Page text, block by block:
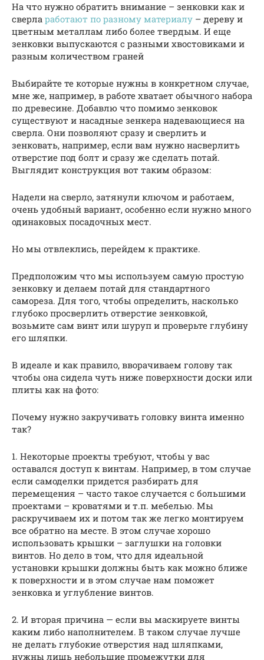
На что нужно обратить внимание – зенковки как и
сверла работают по разному материалу – дереву и
цветным металлам либо более твердым. И еще
зенковки выпускаются с разными хвостовиками и
разным количеством граней
Выбирайте те которые нужны в конкретном случае,
мне же, например, в работе хватает обычного набора
по древесине. Добавлю что помимо зенковок
существуют и насадные зенкера надевающиеся на
сверла. Они позволяют сразу и сверлить и
зенковать, например, если вам нужно насверлить
отверстие под болт и сразу же сделать потай.
Выглядит конструкция вот таким образом:
Надели на сверло, затянули ключом и работаем,
очень удобный вариант, особенно если нужно много
одинаковых посадочных мест.
Но мы отвлеклись, перейдем к практике.
Предположим что мы используем самую простую
зенковку и делаем потай для стандартного
самореза. Для того, чтобы определить, насколько
глубоко просверлить отверстие зенковкой,
возьмите сам винт или шуруп и проверьте глубину
его шляпки.
В идеале и как правило, вворачиваем голову так
чтобы она сидела чуть ниже поверхности доски или
плиты как на фото:
Почему нужно закручивать головку винта именно
так?
1. Некоторые проекты требуют, чтобы у вас
оставался доступ к винтам. Например, в том случае
если самоделки придется разбирать для
перемещения – часто такое случается с большими
проектами – кроватями и т.п. мебелью. Мы
раскручиваем их и потом так же легко монтируем
все обратно на месте. В этом случае хорошо
использовать крышки – заглушки на головки
винтов. Но дело в том, что для идеальной
установки крышки должны быть как можно ближе
к поверхности и в этом случае нам поможет
зенковка и углубление винтов.
2. И вторая причина — если вы маскируете винты
каким либо наполнителем. В таком случае лучше
не делать глубокие отверстия над шляпками,
нужны лишь небольшие промежутки для